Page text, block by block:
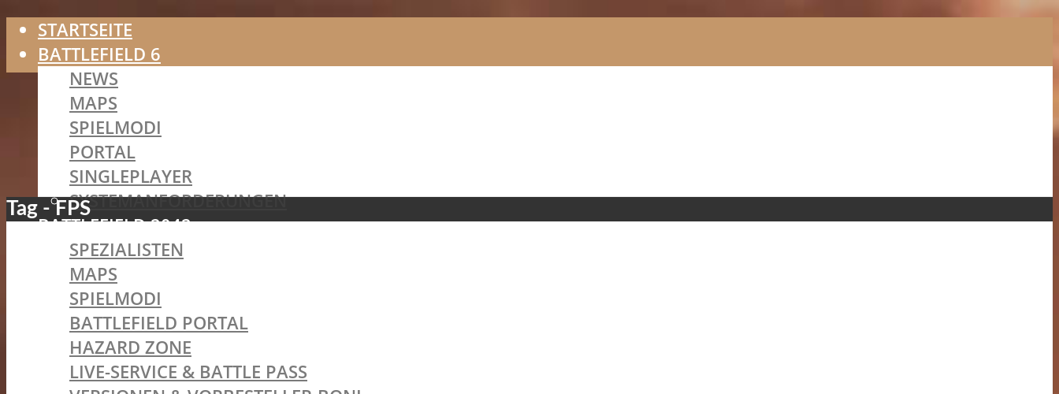
STARTSEITE
BATTLEFIELD 6
NEWS
MAPS
SPIELMODI
PORTAL
SINGLEPLAYER
SYSTEMANFORDERUNGEN
BATTLEFIELD 2042
SPEZIALISTEN
MAPS
SPIELMODI
BATTLEFIELD PORTAL
HAZARD ZONE
LIVE-SERVICE & BATTLE PASS
Tag - FPS